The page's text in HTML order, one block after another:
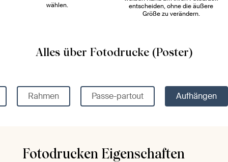
wählen.
entscheiden, ohne die äußere
Größe zu verändern.
Alles über Fotodrucke (Poster)
Rahmen Passe-partout Aufhängen
Fotodrucken Eigenschaften